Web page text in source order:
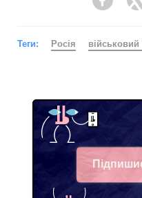
Теги: Росія
Facebook